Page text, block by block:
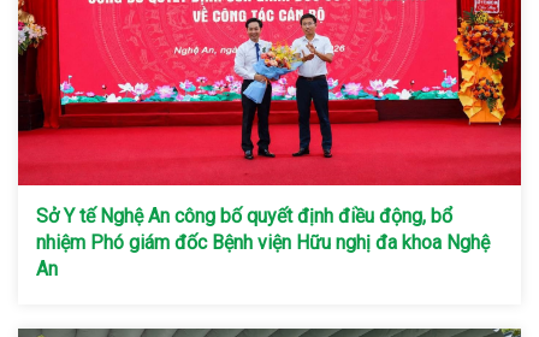
Sở Y tế Nghệ An công bố quyết định điều động, bổ
nhiệm Phó giám đốc Bệnh viện Hữu nghị đa khoa Nghệ
An